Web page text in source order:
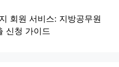
회원 서비스: 지방공무원
신청 가이드